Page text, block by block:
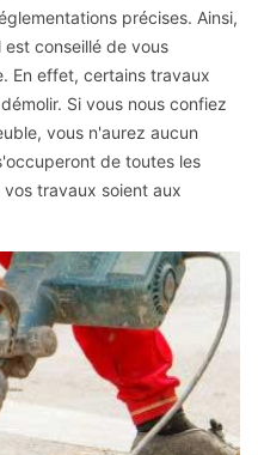
précises. Ainsi,
conseillé de vous
En effet, certains travaux
Si vous nous confiez
vous n'aurez aucun
de toutes les
travaux soient aux